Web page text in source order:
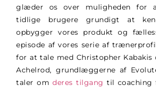
glæder os over muligheden for
tidlige brugere grundigt at
opbygger vores produkt og
episode af vores serie af
for at tale med Christopher
Achelrod, grundlæggerne af
taler omderes tilgang til coaching